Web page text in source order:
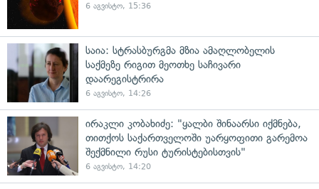
6 აგვისტო, 15:36
საია: სტრასბურგმა მზია ამაღლობელის
საქმეზე რიგით მეოთხე საჩივარი
დაარეგისტრირა
6 აგვისტო, 14:26
ირაკლი კობახიძე: "ყალბი შინაარსი იქმნება,
თითქოს საქართველოში უარყოფითი გარემოა
შექმნილი რუსი ტურისტებისთვის"
6 აგვისტო, 14:20